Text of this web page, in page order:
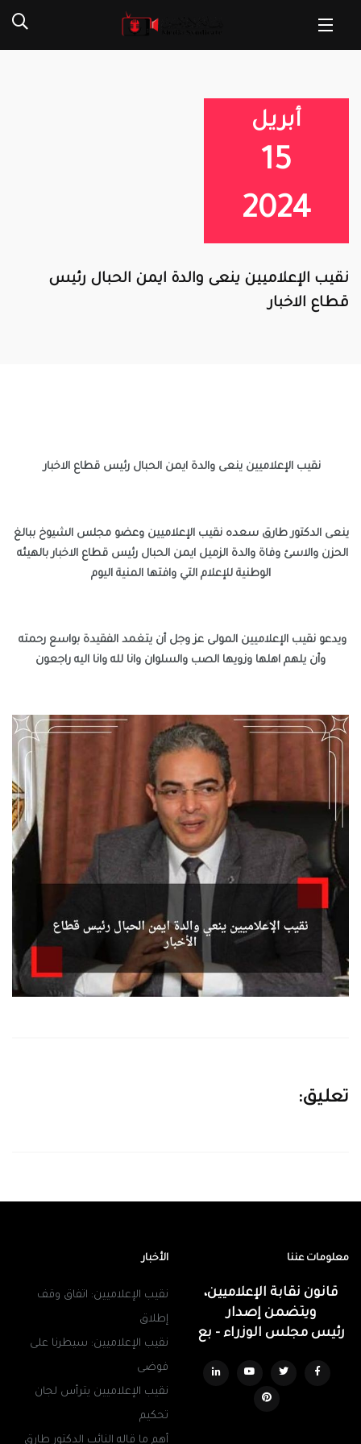
أبريل
15
2024
نقيب الإعلاميين ينعى والدة ايمن الحبال رئيس
قطاع الاخبار
نقيب الإعلاميين ينعى والدة ايمن الحبال رئيس قطاع الاخبار
الوطنية للإعلام التي وافتها المنية اليوم
وأن يلهم اهلها وزويها الصب والسلوان وانا لله وانا اليه راجعون
تعليق:
معلومات عننا
قانون نقابة الإعلاميين،
ويتضمن إصدار
رئيس مجلس الوزراء - بع
الأخبار
نقيب الإعلاميين: اتفاق وقف
إطلاق
نقيب الإعلاميين: سيطرنا على
فوضى
نقيب الإعلاميين يترأس لجان
تحكيم
أهم ما قاله النائب الدكتور طارق